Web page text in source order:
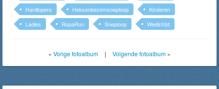
Hardlopers
Heksenbezemsoeploop
Kinderen
Ladies
RopaRun Soeploop Wedstrijd
« Vorige fotoalbum | Volgende fotoalbum »